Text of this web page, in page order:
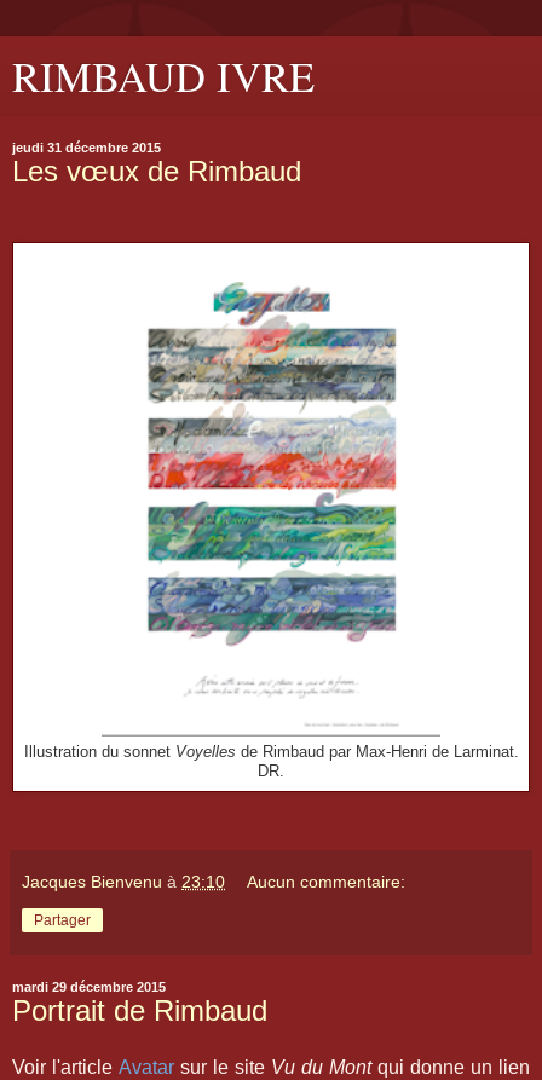
RIMBAUD IVRE
jeudi 31 décembre 2015
Les vœux de Rimbaud
Illustration du sonnet Voyelles de Rimbaud par Max-Henri de Larminat.
DR.
Jacques Bienvenu à 23:10 Aucun commentaire:
Partager
mardi 29 décembre 2015
Portrait de Rimbaud
Voir l'article Avatar sur le site Vu du Montqui donne un lien